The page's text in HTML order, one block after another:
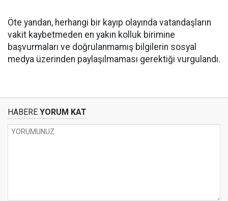
Öte yandan, herhangi bir kayıp olayında vatandaşların
vakit kaybetmeden en yakın kolluk birimine
başvurmaları ve doğrulanmamış bilgilerin sosyal
medya üzerinden paylaşılmaması gerektiği vurgulandı.
HABERE YORUM KAT